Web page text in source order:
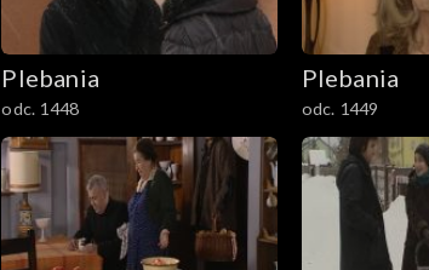
Plebania
odc. 1448
Plebania
odc. 1449